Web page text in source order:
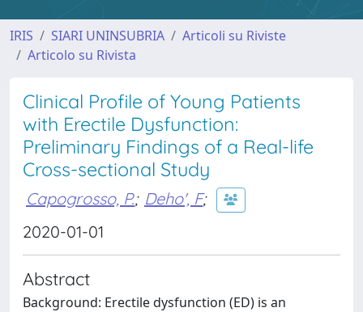
IRIS SIARI UNINSUBRIA
Articoli su Riviste
Articolo su Rivista
Clinical Profile of Young Patients
with Erectile Dysfunction:
Preliminary Findings of a Real-life
Cross-sectional Study
Capogrosso, P.; Deho', F;
2020-01-01
Abstract
Background: Erectile dysfunction (ED) is an